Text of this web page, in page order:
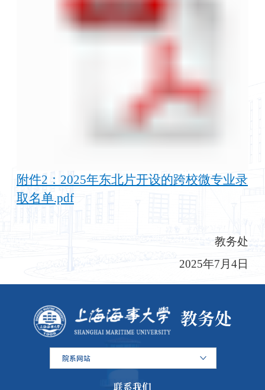
附件2：2025年东北片开设的跨校微专业录
取名单.pdf
教务处
2025年7 月4日
教务处
院系网站
联系我们